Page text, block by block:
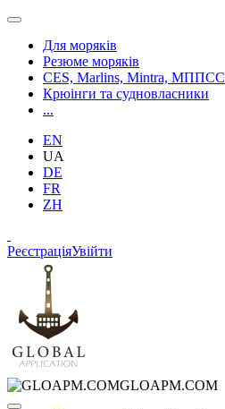
Для моряків
Резюме моряків
CES, Marlins, Mintra, МППСС
Крюінги та судновласники
...
EN
UA
DE
FR
ZH
РеєстраціяУвійти
GLOAPM.COM